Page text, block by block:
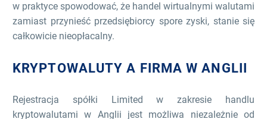
w praktyce spowodować, że handel wirtualnymi walutami
zamiast przynieść przedsiębiorcy spore zyski, stanie się
całkowicie nieopłacalny.
KRYPTOWALUTY A FIRMA W ANGLII
Rejestracja spółki Limited w zakresie handlu
kryptowalutami w Anglii jest możliwa niezależnie od